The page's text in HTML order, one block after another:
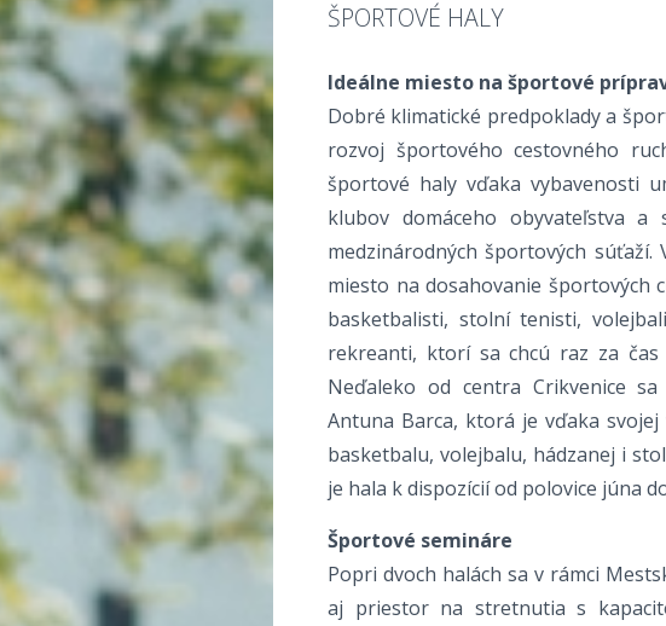
ŠPORTOVÉ HALY
Ideálne miesto na športové
Dobré klimatické predpoklady a
rozvoj športového cestovného
športové haly vďaka vybavenosti
klubov domáceho obyvateľstva
medzinárodných športových
miesto na dosahovanie športových
basketbalisti, stolní tenisti,
rekreanti, ktorí sa chcú raz za
Neďaleko od centra Crikvenice
Antuna Barca, ktorá je vďaka
basketbalu, volejbalu, hádzanej i
je hala k dispozícií od polovice júna
Športové semináre
Popri dvoch halách sa v rámci
aj priestor na stretnutia s